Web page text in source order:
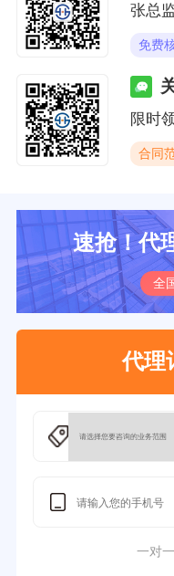
张总
免费
限时
合同
速抢！代
全
代理
一对